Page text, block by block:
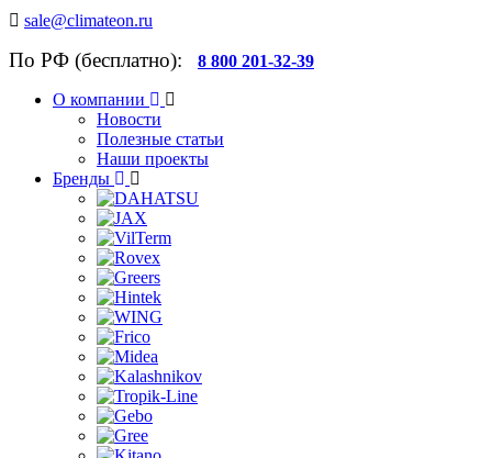
sale@climateon.ru
По РФ (бесплатно): 8 800 201-32-39
О компании
Новости
Полезные статьи
Наши проекты
Бренды